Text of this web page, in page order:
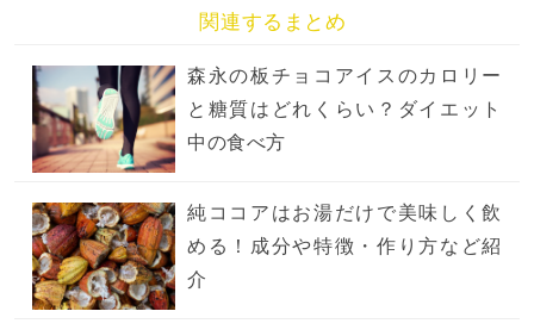
関連するまとめ
森永の板チョコアイスのカロリー
と糖質はどれくらい？ダイエット
中の食べ方
純ココアはお湯だけで美味しく飲
める！成分や特徴・作り方など紹
介